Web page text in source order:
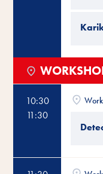
10:30
11:30